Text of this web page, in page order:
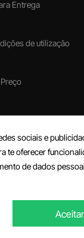
Entrega
de utilização
sociais e
te oferecer
de dados
Aceitar